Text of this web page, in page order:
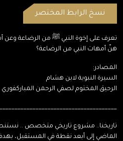
نسخ الرابط المختصر
تعرف على إخوة النبي ﷺ من الرضاعة
هنّ أمهات النبي من الرضاعة؟
المصادر:
السيرة النبوية لابن هشام
الرحيق المختوم لصفي الرحمن المباركفوري
تاريخنا.. مشروع تاريخي متخصص ..
الماضي إلى أبعد نقطة في المستقبل،